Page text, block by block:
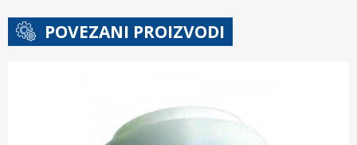
POVEZANI PROIZVODI